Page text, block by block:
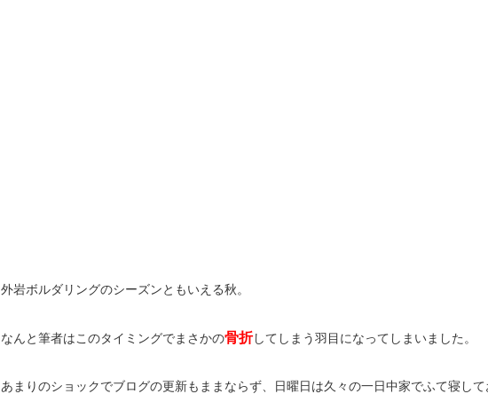
外岩ボルダリングのシーズンともいえる秋。
なんと筆者はこのタイミングでまさかの骨折してしまう羽目になってしまいました。
あまりのショックでブログの更新もままならず、日曜日は久々の一日中家でふて寝して